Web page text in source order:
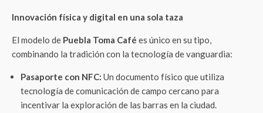
Innovación física y digital en una sola taza
El modelo de Puebla Toma Café es único en su tipo,
combinando la tradición con la tecnología de vanguardia:
Pasaporte con NFC: Un documento físico que utiliza
tecnología de comunicación de campo cercano para
incentivar la exploración de las barras en la ciudad.